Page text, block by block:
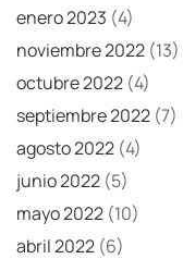
enero 2023 (4)
noviembre 2022 (13)
octubre 2022 (4)
septiembre 2022 (7)
agosto 2022 (4)
junio 2022 (5)
mayo 2022 (10)
abril 2022 (6)